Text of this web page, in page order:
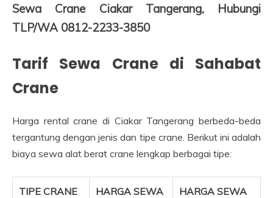
Sewa Crane Ciakar Tangerang, Hubungi
TLP/WA 0812-2233-3850
Tarif Sewa Crane di Sahabat
Crane
Harga rental crane di Ciakar Tangerang berbeda-beda
tergantung dengan jenis dan tipe crane. Berikut ini adalah
biaya sewa alat berat crane lengkap berbagai tipe:
TIPE CRANE
HARGA SEWA
HARGA SEWA